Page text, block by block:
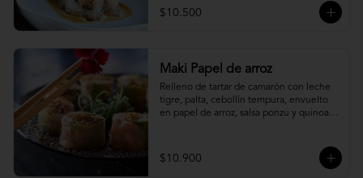
$10.500
Maki Papel de arroz
Relleno de tartar de camarón con leche
tigre, palta, cebollín tempura, envuelto
en papel de arroz, salsa ponzu y quinoa
$10.900